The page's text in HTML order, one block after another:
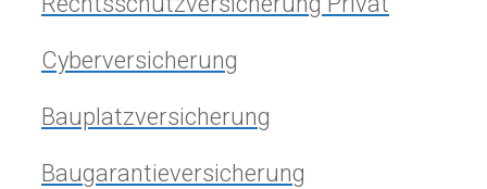
Cyberversicherung
Bauplatzversicherung
Baugarantieversicherung